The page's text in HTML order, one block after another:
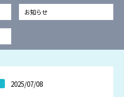
お知らせ
2025/07/08